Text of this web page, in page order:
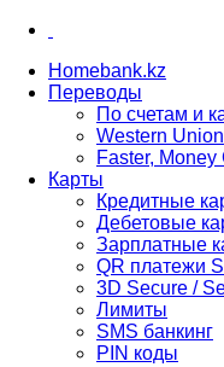
Homebank.kz
Переводы
По счетам и
Western Union
Faster, Money
Карты
Кредитные
Дебетовые
Зарплатные
QR платежи
3D Secure /
Лимиты
SMS банкинг
PIN коды